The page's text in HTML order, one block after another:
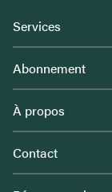
Services
Abonnement
À propos
Contact